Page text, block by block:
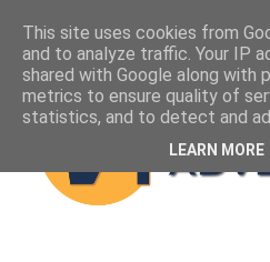
This site uses cookies from
and to analyze traffic. Your IP
shared with Google along with
metrics to ensure quality of
statistics, and to detect and
LEARN MORE